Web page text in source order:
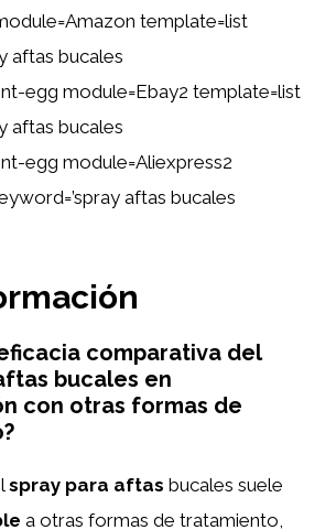
template=list
aftas bucales
egg module=Ebay2 template=list
aftas bucales
egg module=Aliexpress2
aftas bucales
comparativa del
bucales en
con otras formas de
spray para aftas bucales suele
a otras formas de tratamiento,